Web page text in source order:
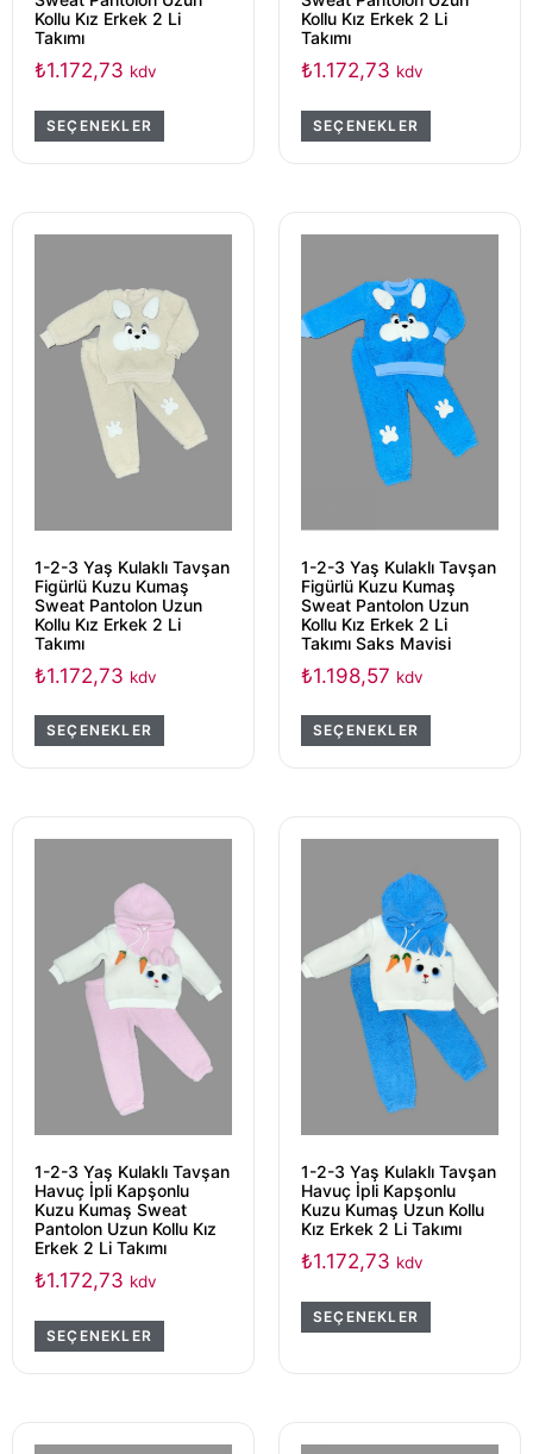
Kollu Kız Erkek 2 Li
Takımı
₺1.172,73 kdv
SEÇENEKLER
Kollu Kız Erkek 2 Li
Takımı
₺1.172,73 kdv
SEÇENEKLER
1-2-3 Yaş Kulaklı Tavşan
Figürlü Kuzu Kumaş
Sweat Pantolon Uzun
Kollu Kız Erkek 2 Li
Takımı
₺1.172,73 kdv
SEÇENEKLER
1-2-3 Yaş Kulaklı Tavşan
Figürlü Kuzu Kumaş
Sweat Pantolon Uzun
Kollu Kız Erkek 2 Li
Takımı Saks Mavisi
₺1.198,57 kdv
SEÇENEKLER
1-2-3 Yaş Kulaklı Tavşan
Havuç İpli Kapşonlu
Kuzu Kumaş Sweat
Pantolon Uzun Kollu Kız
Erkek 2 Li Takımı
₺1.172,73 kdv
SEÇENEKLER
1-2-3 Yaş Kulaklı Tavşan
Havuç İpli Kapşonlu
Kuzu Kumaş Uzun Kollu
Kız Erkek 2 Li Takımı
₺1.172,73 kdv
SEÇENEKLER